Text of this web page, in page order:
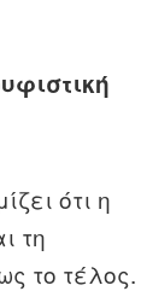
ότι η
τη
το τέλος.